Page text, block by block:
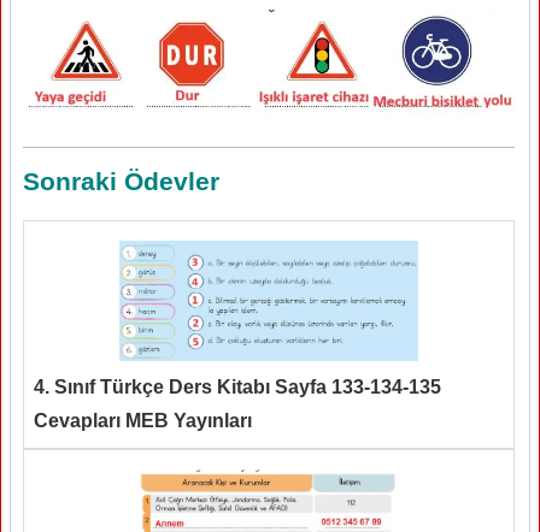
Sonraki Ödevler
4. Sınıf Türkçe Ders Kitabı Sayfa 133-134-135
Cevapları MEB Yayınları